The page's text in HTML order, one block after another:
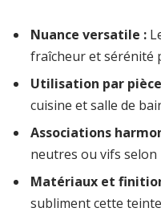
Nuance versatile :
fraîcheur et sérénité
Utilisation par
cuisine et salle de
Associations
neutres ou vifs selon
Matériaux et
subliment cette